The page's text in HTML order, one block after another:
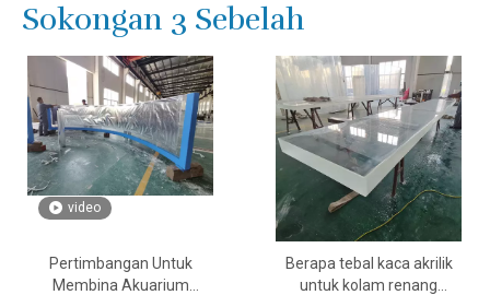
Sokongan 3 Sebelah
video
Pertimbangan Untuk
Membina Akuarium
Berapa tebal kaca akrilik
untuk kolam renang